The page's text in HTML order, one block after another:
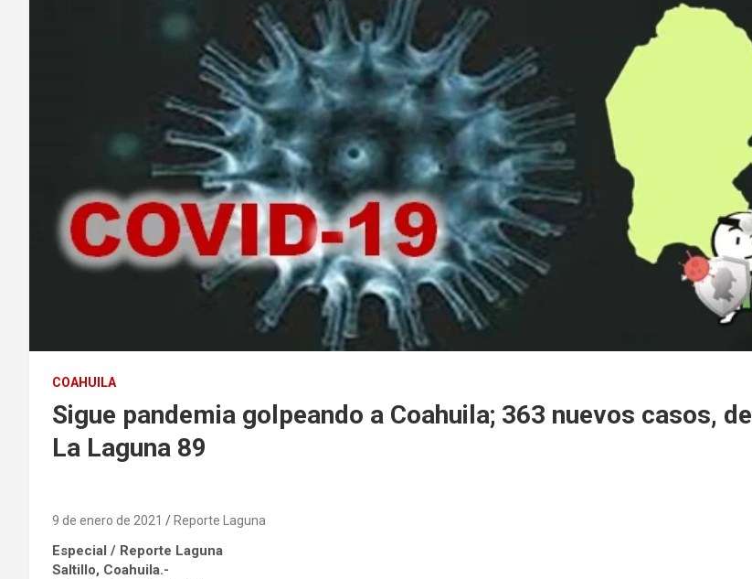
COAHUILA
Sigue pandemia golpeando a Coahuila; 363 nuevos casos, de
La Laguna 89
9 de enero de 2021 Reporte Laguna
Especial / Reporte Laguna
Saltillo, Coahuila.-